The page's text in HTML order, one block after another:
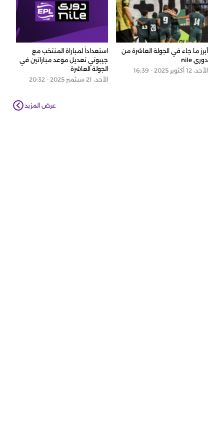
أبرز ما جاء في الجولة العاشرة من
دوري nile
الأحد، 12 أكتوبر 2025 - 16:39
استعداداً لمباراة المنتخب مع
جيبوتي تعديل موعد مباراتين في
الجولة العاشرة
الأحد، 21 سبتمبر 2025 - 20:32
عرض المزيد